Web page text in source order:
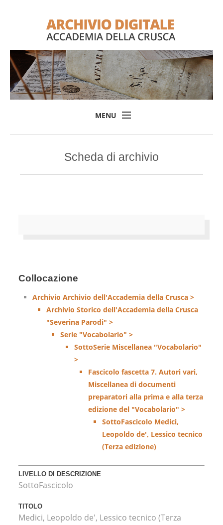
MENU
L'Archivio
Scheda di archivio
Collocazione
Archivio Archivio dell'Accademia della Crusca >
Archivio Storico dell'Accademia della Crusca
"Severina Parodi" >
Serie "Vocabolario" >
SottoSerie Miscellanea "Vocabolario"
>
Fascicolo fascetta 7. Autori vari,
Miscellanea di documenti
preparatori alla prima e alla terza
edizione del "Vocabolario" >
SottoFascicolo Medici,
Leopoldo de', Lessico tecnico
(Terza edizione)
LIVELLO DI DESCRIZIONE
SottoFascicolo
TITOLO
Medici, Leopoldo de', Lessico tecnico (Terza